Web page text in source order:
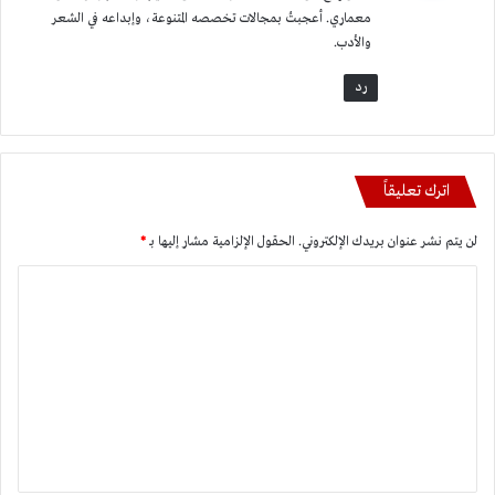
معماري. أعجبتُ بمجالات تخصصه المتنوعة، وإبداعه في الشعر
والأدب.
رد
اترك تعليقاً
لن يتم نشر عنوان بريدك الإلكتروني. الحقول الإلزامية مشار إليها بـ*